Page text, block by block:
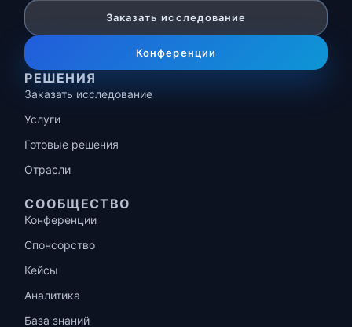
Заказать исследование
Конференции
РЕШЕНИЯ
Заказать исследование
Услуги
Готовые решения
Отрасли
СООБЩЕСТВО
Конференции
Спонсорство
Кейсы
Аналитика
База знаний